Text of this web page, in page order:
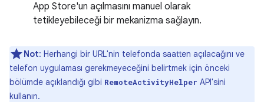
App Store'un açılmasını manuel olarak
tetikleyebileceği bir mekanizma sağlayın.
Not: Herhangi bir URL'nin telefonda saatten açılacağını ve
telefon uygulaması gerekmeyeceğini belirtmek için önceki
bölümde açıklandığı gibi RemoteActivityHelper API'sini
kullanın.